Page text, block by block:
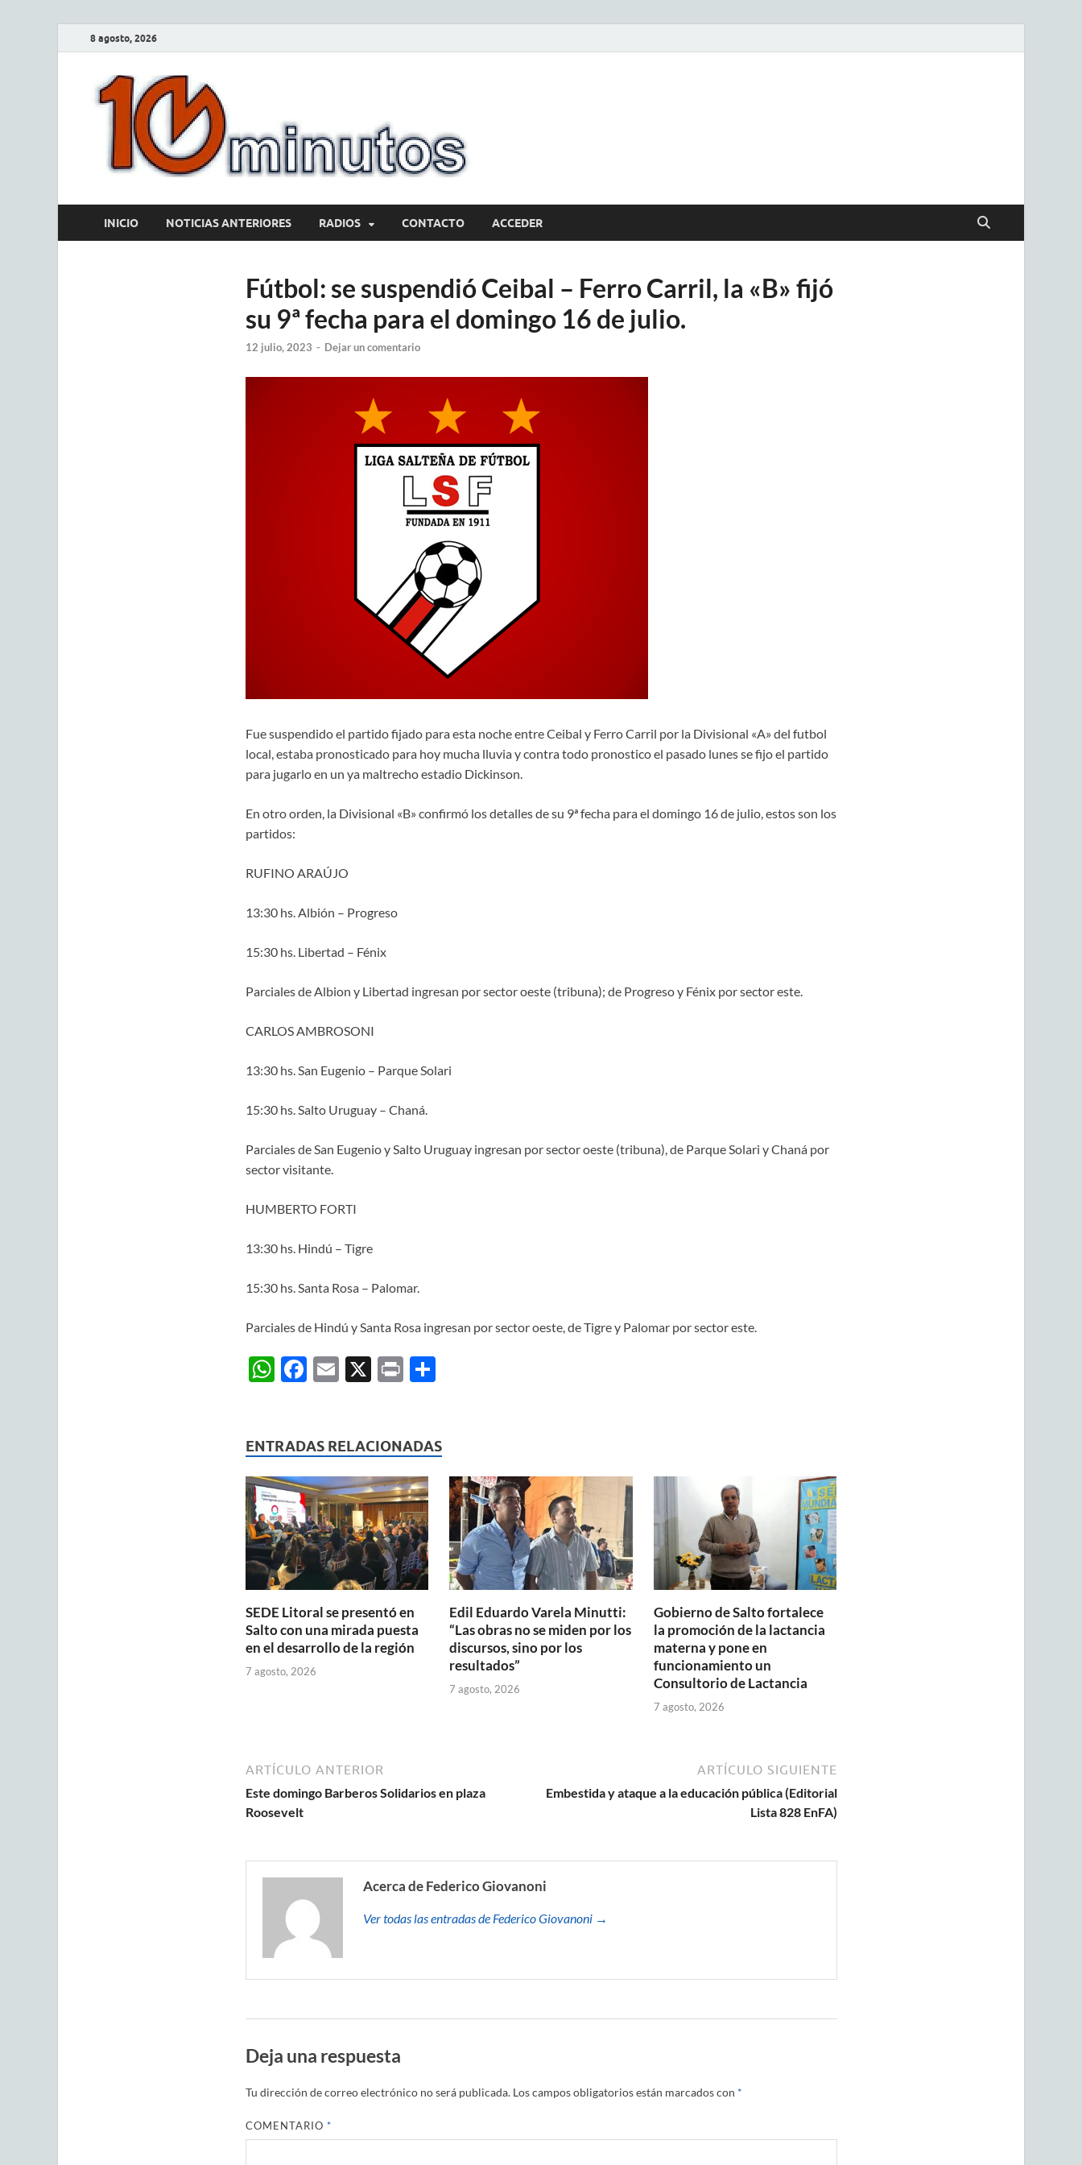
8 agosto, 2026
INICIO NOTICIAS ANTERIORES RADIOS CONTACTO ACCEDER
Fútbol: se suspendió Ceibal – Ferro Carril, la «B» fijó
su 9ª fecha para el domingo 16 de julio.
12 julio, 2023 - Dejar un comentario
Fue suspendido el partido fijado para esta noche entre Ceibal y Ferro Carril por la Divisional «A» del futbol
local, estaba pronosticado para hoy mucha lluvia y contra todo pronostico el pasado lunes se fijo el partido
para jugarlo en un ya maltrecho estadio Dickinson.
En otro orden, la Divisional «B» confirmó los detalles de su 9ª fecha para el domingo 16 de julio, estos son los
partidos:
RUFINO ARAÚJO
13:30 hs. Albión – Progreso
15:30 hs. Libertad – Fénix
Parciales de Albion y Libertad ingresan por sector oeste (tribuna); de Progreso y Fénix por sector este.
CARLOS AMBROSONI
13:30 hs. San Eugenio – Parque Solari
15:30 hs. Salto Uruguay – Chaná.
Parciales de San Eugenio y Salto Uruguay ingresan por sector oeste (tribuna), de Parque Solari y Chaná por
sector visitante.
HUMBERTO FORTI
13:30 hs. Hindú – Tigre
15:30 hs. Santa Rosa – Palomar.
Parciales de Hindú y Santa Rosa ingresan por sector oeste, de Tigre y Palomar por sector este.
W
s
A
p
p
F
b
o
o
k
E X P C
p
ar
ti
ENTRADAS RELACIONADAS
SEDE Litoral se presentó en
Salto con una mirada puesta
en el desarrollo de la región
7 agosto, 2026
Edil Eduardo Varela Minutti:
“Las obras no se miden por los
discursos, sino por los
resultados”
7 agosto, 2026
Gobierno de Salto fortalece
la promoción de la lactancia
materna y pone en
funcionamiento un
Consultorio de Lactancia
7 agosto, 2026
ARTÍCULO ANTERIOR
Este domingo Barberos Solidarios en plaza
Roosevelt
ARTÍCULO SIGUIENTE
Embestida y ataque a la educación pública (Editorial
Lista 828 EnFA)
Acerca de Federico Giovanoni
Ver todas las entradas de Federico Giovanoni →
Deja una respuesta
Tu dirección de correo electrónico no será publicada. Los campos obligatorios están marcados con *
COMENTARIO *